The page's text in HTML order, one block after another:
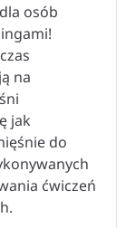
osób
na
jak
do
ćwiczeń